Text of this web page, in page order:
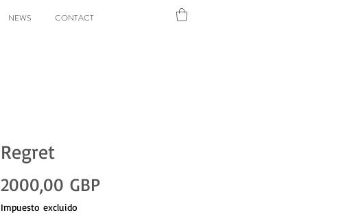
NEWS CONTACT
Regret
2000,00 GBPPrecio
Impuesto excluido